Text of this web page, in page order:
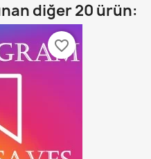
diğer 20 ürün:
favorite_border